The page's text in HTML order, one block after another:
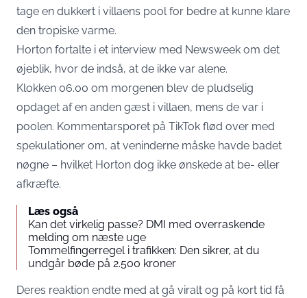
tage en dukkert i villaens pool for bedre at kunne klare
den tropiske varme.
Horton fortalte i et interview med Newsweek om det
øjeblik, hvor de indså, at de ikke var alene.
Klokken 06.00 om morgenen blev de pludselig
opdaget af en anden gæst i villaen, mens de var i
poolen. Kommentarsporet på TikTok flød over med
spekulationer om, at veninderne måske havde badet
nøgne – hvilket Horton dog ikke ønskede at be- eller
afkræfte.
Læs også
Kan det virkelig passe? DMI med overraskende
melding om næste uge
Tommelfingerregel i trafikken: Den sikrer, at du
undgår bøde på 2.500 kroner
Deres reaktion endte med at gå viralt og på kort tid få